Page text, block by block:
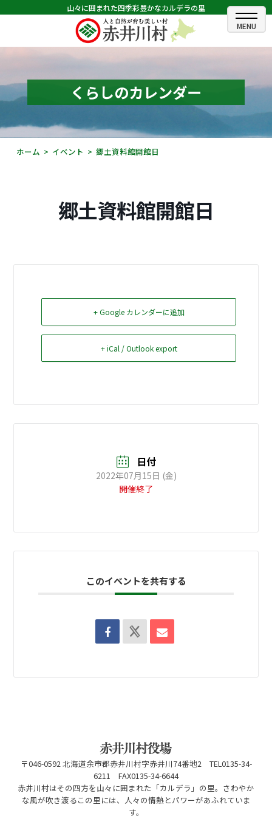
山々に囲まれた四季彩豊かなカルデラの里
ホーム
むらのできごと
むらのプロフィール
くらしの情報
観光・イベント情報
Select Language▼
くらしのカレンダー
ホーム イベント 郷土資料館開館日
郷土資料館開館日
+ Google カレンダーに追加
+ iCal / Outlook export
日付
2022年07月15日 (金)
開催終了
このイベントを共有する
〒046-0592 北海道余市郡赤井川村字赤井川74番地2 TEL0135-34-
6211 FAX0135-34-6644
赤井川村はその四方を山々に囲まれた「カルデラ」の里。さわやか
な風が吹き渡るこの里には、人々の情熱とパワーがあふれていま
す。